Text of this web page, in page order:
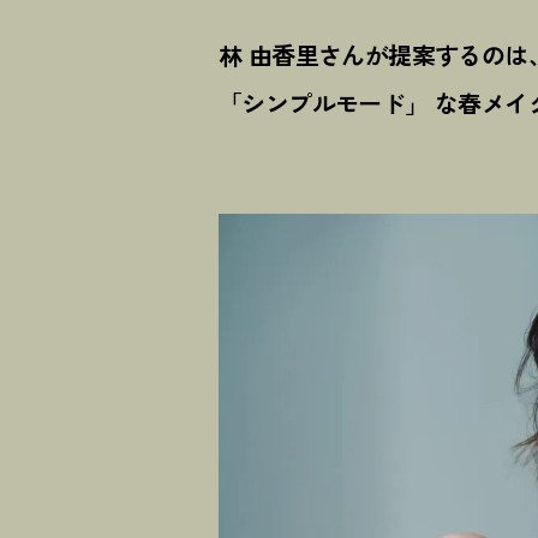
林 由香里さんが提案するのは
「シンプルモード」 な春メイ